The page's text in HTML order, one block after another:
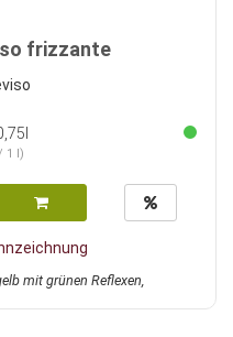
frizzante
1 l)
mit grünen Reflexen,